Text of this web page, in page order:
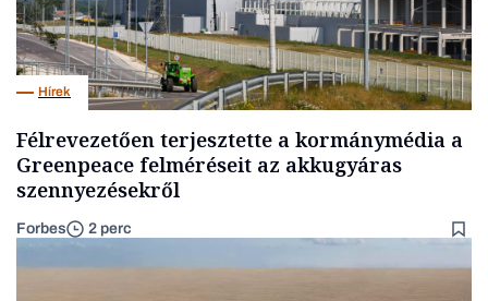
Hírek
Félrevezetően terjesztette a kormánymédia a
Greenpeace felméréseit az akkugyáras
szennyezésekről
Forbes 2 perc